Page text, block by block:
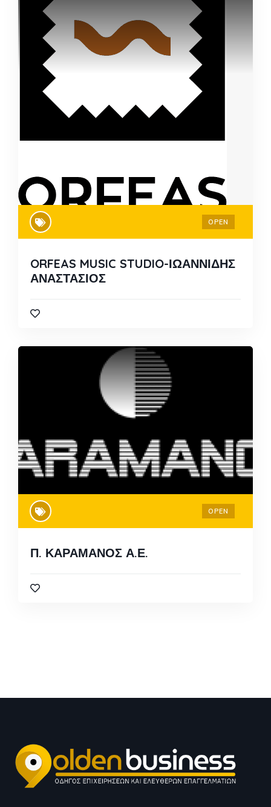
OPEN
ORFEAS MUSIC STUDIO-ΙΩΑΝΝΙΔΗΣ
ΑΝΑΣΤΑΣΙΟΣ
OPEN
Π. ΚΑΡΑΜΑΝΟΣ Α.Ε.